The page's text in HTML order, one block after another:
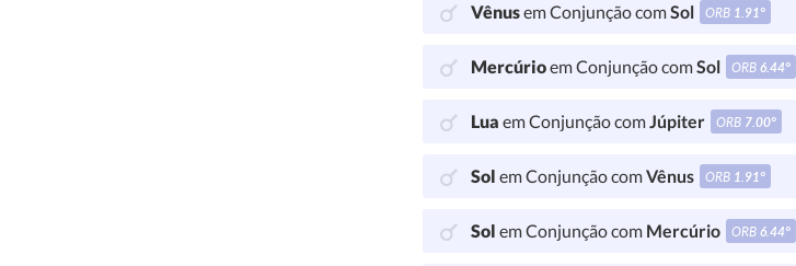
Vênusem Conjunção comSol ORB 1.91°
Mercúrioem Conjunção comSol ORB6.44°
Lua em Conjunção comJúpiter ORB 7.00°
Sol em Conjunção comVênus ORB 1.91°
Sol em Conjunção com Mercúrio ORB6.44°